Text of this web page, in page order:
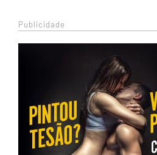
Publicidade